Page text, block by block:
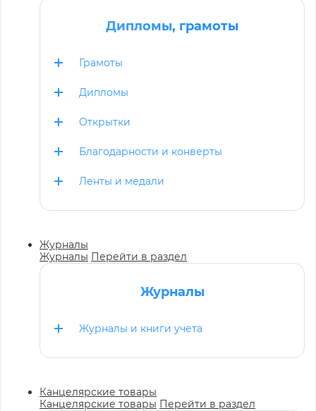
Дипломы, грамоты
Грамоты
Дипломы
Открытки
Благодарности и конверты
Ленты и медали
Журналы
Журналы Перейти в раздел
Журналы
Журналы и книги учета
Канцелярские товары
Канцелярские товары Перейти в раздел